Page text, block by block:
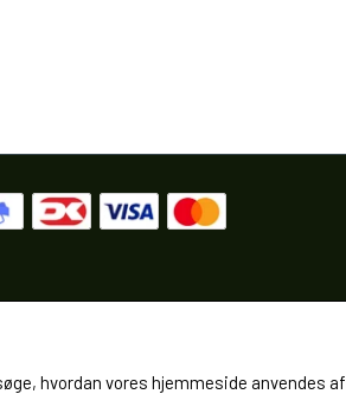
hvordan vores hjemmeside anvendes af